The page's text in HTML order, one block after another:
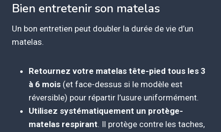
Bien entretenir son matelas
Un bon entretien peut doubler la durée de vie d’un
matelas.
Retournez votre matelas tête-pied tous les 3
à 6 mois (et face-dessus si le modèle est
réversible) pour répartir l’usure uniformément.
Utilisez systématiquement un protège-
matelas respirant. Il protège contre les taches,